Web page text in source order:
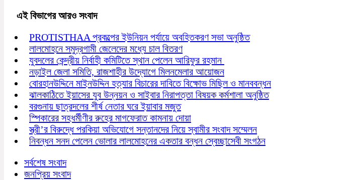
এই বিভাগের আরও সংবাদ
PROTISTHAA প্রকল্পের ইউনিয়ন পর্যায়ে অবহিতকরণ সভা অনুষ্ঠিত
লালমোহনে সমুদ্রগামী জেলেদের মধ্যে চাল বিতরণ
যুবদলের কেন্দ্রীয় নির্বাহী কমিটিতে স্থান পেলেন আরিফুর রহমান
নড়াইল জেলা সমিতি, রাজশাহীর উদ্যোগে মিলনমেলার আয়োজন
বোরহানউদ্দিনে মাইনউদ্দিন হত্যার বিচারের দাবিতে বিক্ষোভ মিছিল ও মানববন্ধন
ঝালকাঠিতে ইয়াসের যুব উন্নয়ন ও সাইবার নিরাপত্তা বিষয়ক কর্মশালা অনুষ্ঠিত
বরগুনায় ছাত্রদলের শীর্ষ নেতার ঘরে ইয়াবার মজুত
স্পিকারের সহধর্মীণীর রুহের মাগফেরাত কামনায় দোয়া
স্ত্রী’র বিরুদ্ধে পরকিয়া অভিযোগে সন্তানদের নিয়ে স্বামীর সংবাদ সম্মেলন
নিবন্ধন সনদ পেলেন ভোলার লালমোহনের একতার বন্ধন স্বেচ্ছাসেবী সংগঠন
সর্বশেষ সংবাদ
জনপ্রিয় সংবাদ